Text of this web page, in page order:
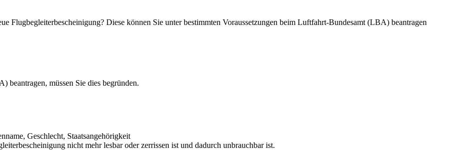
Flugbegleiterbescheinigung? Diese können Sie unter bestimmten Voraussetzungen beim Luftfahrt-Bundesamt (LBA) beantragen
beantragen, müssen Sie dies begründen.
Geschlecht, Staatsangehörigkeit
nicht mehr lesbar oder zerrissen ist und dadurch unbrauchbar ist.